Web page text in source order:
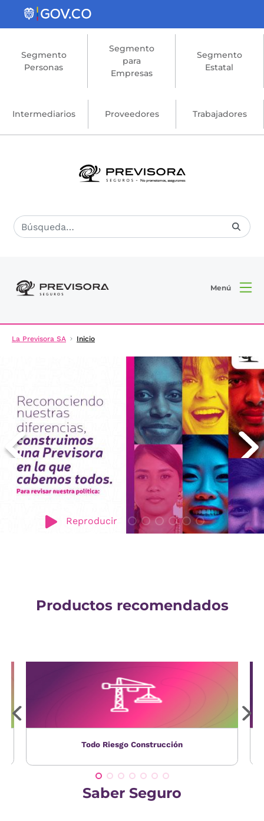
Saltar al contenido principal
Segmento
Personas
Segmento
para
Empresas
Segmento
Estatal
Intermediarios Proveedores Trabajadores
Menú
La Previsora SA Inicio
Reproducir
Productos recomendados
Todo Riesgo Construcción
Saber Seguro